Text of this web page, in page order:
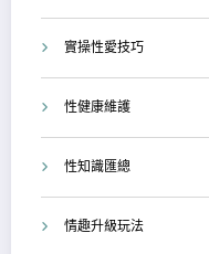
實操性愛技巧
性健康維護
性知識匯總
情趣升級玩法